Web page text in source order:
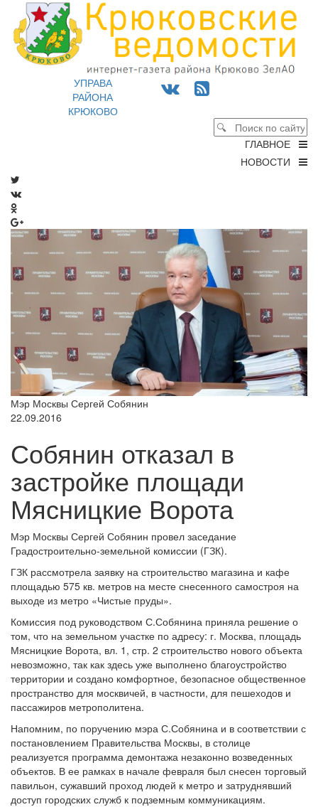
УПРАВА
РАЙОНА
КРЮКОВО
ГЛАВНОЕ
НОВОСТИ
Мэр Москвы Сергей Собянин
22.09.2016
Собянин отказал в
застройке площади
Мясницкие Ворота
Мэр Москвы Сергей Собянин провел заседание
Градостроительно-земельной комиссии (ГЗК).
ГЗК рассмотрела заявку на строительство магазина и кафе
площадью 575 кв. метров на месте снесенного самостроя на
выходе из метро «Чистые пруды».
Комиссия под руководством С.Собянина приняла решение о
том, что на земельном участке по адресу: г. Москва, площадь
Мясницкие Ворота, вл. 1, стр. 2 строительство нового объекта
невозможно, так как здесь уже выполнено благоустройство
территории и создано комфортное, безопасное общественное
пространство для москвичей, в частности, для пешеходов и
пассажиров метрополитена.
Напомним, по поручению мэра С.Собянина и в соответствии с
постановлением Правительства Москвы, в столице
реализуется программа демонтажа незаконно возведенных
объектов. В ее рамках в начале февраля был снесен торговый
павильон, сужавший проход людей к метро и затруднявший
доступ городских служб к подземным коммуникациям.